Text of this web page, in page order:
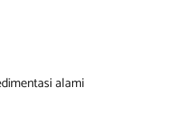
alami